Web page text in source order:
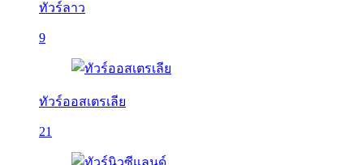
ทัวร์ลาว
9
ทัวร์ออสเตรเลีย
21